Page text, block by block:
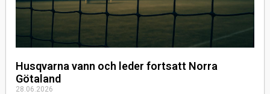
Husqvarna vann och leder fortsatt Norra
Götaland
28.06.2026